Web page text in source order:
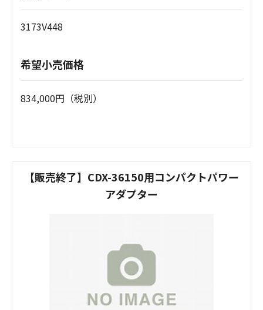
3173V448
希望小売価格
834,000円（税別）
【販売終了】CDX-36150用コンパクトパワー
アダプター